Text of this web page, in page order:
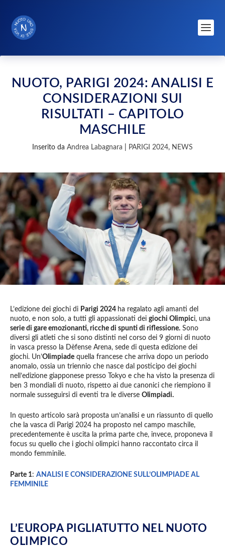
NUOTO, PARIGI 2024: ANALISI E
CONSIDERAZIONI SUI
RISULTATI – CAPITOLO
MASCHILE
Inserito da Andrea Labagnara PARIGI 2024, NEWS
L’edizione dei giochi di Parigi 2024 ha regalato agli amanti del
nuoto, e non solo, a tutti gli appassionati dei giochi Olimpici, una
serie di gare emozionanti, ricche di spunti di riflessione. Sono
diversi gli atleti che si sono distinti nel corso dei 9 giorni di nuoto
in vasca presso la Dèfense Arena, sede di questa edizione dei
giochi. Un’Olimpiade quella francese che arriva dopo un periodo
anomalo, ossia un triennio che nasce dal posticipo dei giochi
nell’edizione giapponese presso Tokyo e che ha visto la presenza di
ben 3 mondiali di nuoto, rispetto ai due canonici che riempiono il
normale susseguirsi di eventi tra le diverse Olimpiadi.
In questo articolo sarà proposta un’analisi e un riassunto di quello
che la vasca di Parigi 2024 ha proposto nel campo maschile,
precedentemente è uscita la prima parte che, invece, proponeva il
focus su quello che i giochi olimpici hanno raccontato circa il
mondo femminile.
Parte 1: ANALISI E CONSIDERAZIONE SULL’OLIMPIADE AL
FEMMINILE
L’EUROPA PIGLIATUTTO NEL NUOTO
OLIMPICO